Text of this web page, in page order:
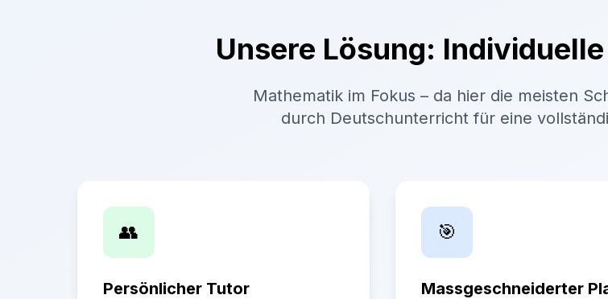
Unsere Lösung:
Mathematik im Fokus – da hier die meisten
durch Deutschunterricht für eine
👥
Persönlicher Tutor
🎯
Massgeschneiderter